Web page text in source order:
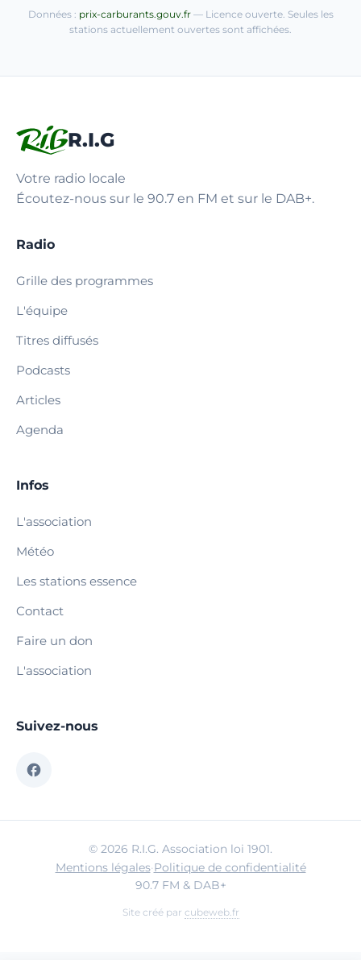
Données : prix-carburants.gouv.fr— Licence ouverte. Seules les
stations actuellement ouvertes sont affichées.
R.I.G
Votre radio locale
Écoutez-nous sur le 90.7 en FM et sur le DAB+.
Radio
Grille des programmes
L'équipe
Titres diffusés
Podcasts
Articles
Agenda
Infos
L'association
Météo
Les stations essence
Contact
Faire un don
L'association
Suivez-nous
© 2026 R.I.G. Association loi 1901.
Mentions légales·Politique de confidentialité
90.7 FM & DAB+
Site créé par cubeweb.fr